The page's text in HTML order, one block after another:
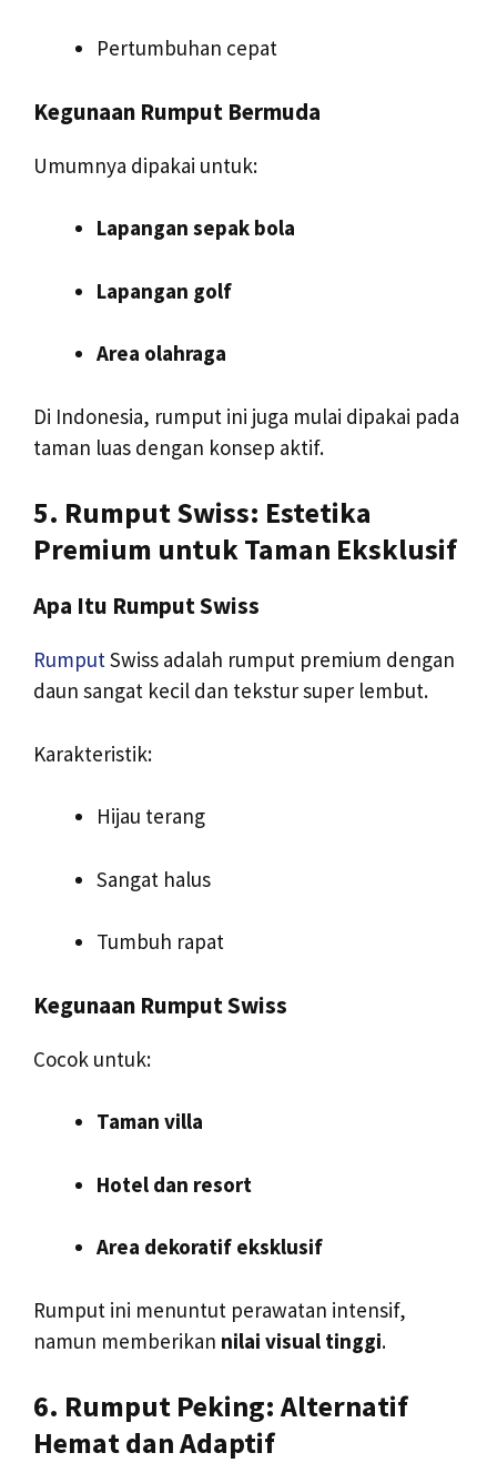
Pertumbuhan cepat
Kegunaan Rumput Bermuda
Umumnya dipakai untuk:
Lapangan sepak bola
Lapangan golf
Area olahraga
Di Indonesia, rumput ini juga mulai dipakai pada
taman luas dengan konsep aktif.
5. Rumput Swiss: Estetika
Premium untuk Taman Eksklusif
Apa Itu Rumput Swiss
RumputSwiss adalah rumput premium dengan
daun sangat kecil dan tekstur super lembut.
Karakteristik:
Hijau terang
Sangat halus
Tumbuh rapat
Kegunaan Rumput Swiss
Cocok untuk:
Taman villa
Hotel dan resort
Area dekoratif eksklusif
Rumput ini menuntut perawatan intensif,
namun memberikan nilai visual tinggi.
6. Rumput Peking: Alternatif
Hemat dan Adaptif